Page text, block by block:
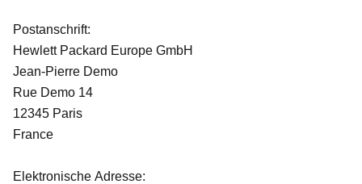
Postanschrift:
Hewlett Packard Europe GmbH
Jean-Pierre Demo
Rue Demo 14
12345 Paris
France
Elektronische Adresse: